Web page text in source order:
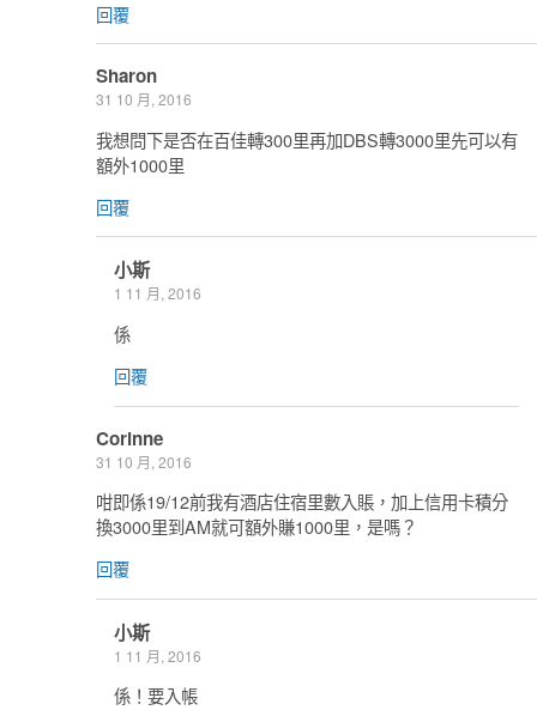
回覆
Sharon
31 10 月, 2016
我想問下是否在百佳轉300里再加DBS轉3000里先可以有
額外1000里
回覆
小斯
1 11 月, 2016
係
回覆
Corinne
31 10 月, 2016
咁即係19/12前我有酒店住宿里數入賬，加上信用卡積分
換3000里到AM就可額外賺1000里，是嗎？
回覆
小斯
1 11 月, 2016
係！要入帳